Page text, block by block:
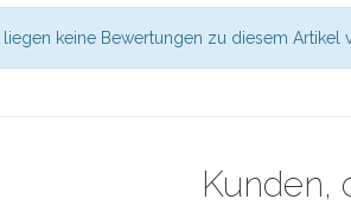
liegen keine Bewertungen zu diesem Artikel
Kunden,